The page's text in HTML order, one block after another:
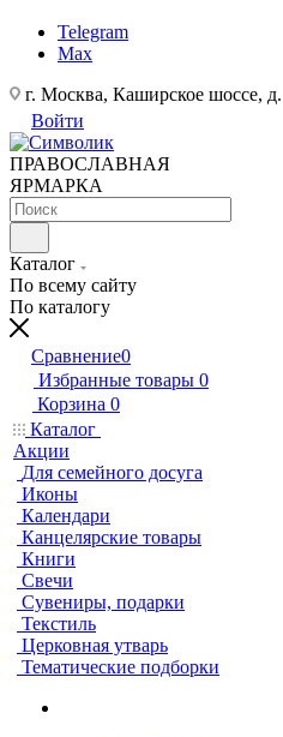
Telegram
Max
г. Москва, Каширское шоссе,
Войти
ПРАВОСЛАВНАЯ
ЯРМАРКА
Каталог
По всему сайту
По каталогу
Сравнение0
Избранные товары 0
Корзина 0
Каталог
Акции
Для семейного досуга
Иконы
Календари
Канцелярские товары
Книги
Свечи
Сувениры, подарки
Текстиль
Церковная утварь
Тематические подборки